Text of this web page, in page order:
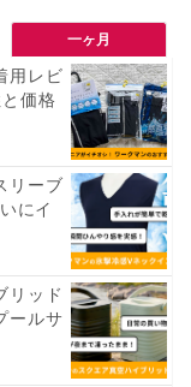
一ヶ月
用レビ
価格
リーブ
にイ
リッド
ールサ